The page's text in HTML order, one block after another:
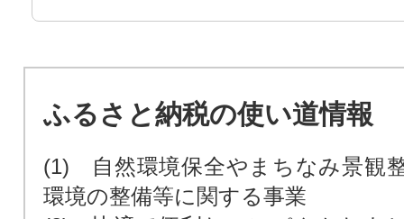
ふるさと納税の使い道情報
(1) 自然環境保全やまちなみ景観
環境の整備等に関する事業